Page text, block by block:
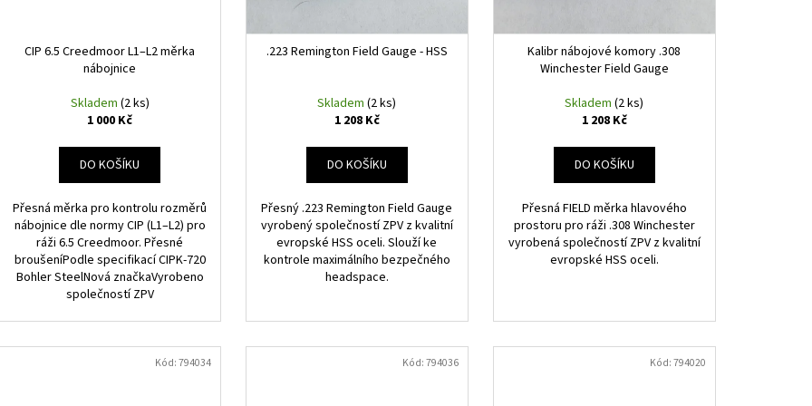
CIP 6.5 Creedmoor L1–L2 měrka
nábojnice
Skladem (2 ks)
1 000 Kč
DO KOŠÍKU
Přesná měrka pro kontrolu rozměrů
nábojnice dle normy CIP (L1–L2) pro
ráži 6.5 Creedmoor. Přesné
broušeníPodle specifikací CIPK-720
Bohler SteelNová značkaVyrobeno
společností ZPV
.223 Remington Field Gauge - HSS
Skladem(2 ks)
1 208 Kč
DO KOŠÍKU
Přesný .223 Remington Field Gauge
vyrobený společností ZPV z kvalitní
evropské HSS oceli. Slouží ke
kontrole maximálního bezpečného
headspace.
Kalibr nábojové komory .308
Winchester Field Gauge
Skladem(2 ks)
1 208 Kč
DO KOŠÍKU
Přesná FIELD měrka hlavového
prostoru pro ráži .308 Winchester
vyrobená společností ZPV z kvalitní
evropské HSS oceli.
Kód:794034 Kód:794036 Kód:794020
3 414 Kč
2 784 Kč